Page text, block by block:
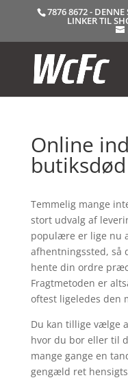
7876 8672 - DENNE
LINKER TIL
Online
butiksdød
Temmelig mange
stort udvalg af
populære er lige nu
afhentningssted, så
hente din ordre
Fragtmetoden er
oftest ligeledes den
Du kan tillige vælge
hvor du bor eller til
mange gange en
gengæld ret